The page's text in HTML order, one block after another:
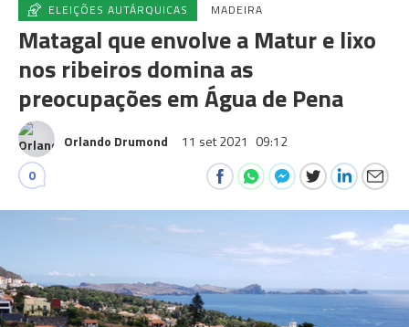
ELEIÇÕES AUTÁRQUICAS MADEIRA
Matagal que envolve a Matur e lixo
nos ribeiros domina as
preocupações em Água de Pena
Orlando Drumond 11 set 2021 09:12
0